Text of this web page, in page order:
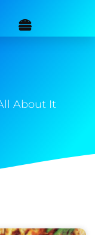
About It